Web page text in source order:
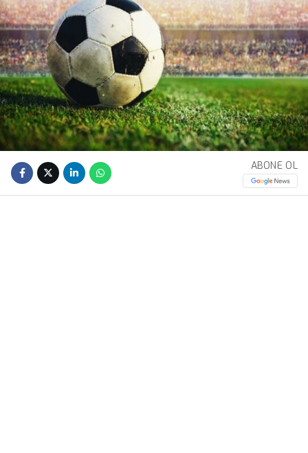
ABONE OL